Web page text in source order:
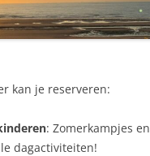
kan je reserveren:
: Zomerkampjes en
dagactiviteiten!